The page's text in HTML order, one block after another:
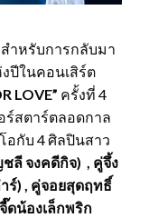
ำหรับการกลับมา
ปีในคอนเสิร์ต
LOVE” ครั้งที่ 4
ร์สตาร์ตลอดกาล
อกับ 4 ศิลปินสาว
ลี จงคดีกิจ) , คู่จึ้ง
ร์) , คู่จอยสุดฤทธิ์
ดน้องเล็กพริก